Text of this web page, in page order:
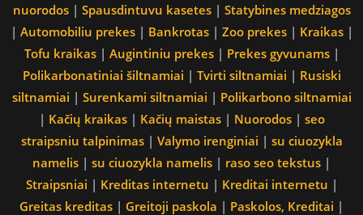
nuorodos| Spausdintuvu kasetes| Statybines medziagos
| Automobiliu prekes| Bankrotas| Zoo prekes| Kraikas|
Tofu kraikas| Augintiniu prekes| Prekes gyvunams|
Polikarbonatiniai šiltnamiai | Tvirti siltnamiai | Rusiski
siltnamiai | Surenkami siltnamiai | Polikarbono siltnamiai
| Kačių kraikas| Kačių maistas| Nuorodos| seo
straipsniu talpinimas| Valymo irenginiai | su ciuozykla
namelis | su ciuozykla namelis | raso seo tekstus |
Straipsniai | Kreditas internetu | Kreditai internetu |
Greitas kreditas | Greitoji paskola | Paskolos, Kreditai |